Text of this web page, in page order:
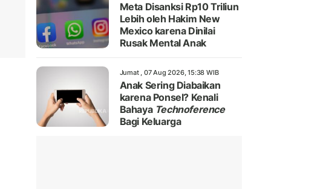
Meta Disanksi Rp10 Triliun
Lebih oleh Hakim New
Mexico karena Dinilai
Rusak Mental Anak
Jumat , 07 Aug 2026, 15:38 WIB
Anak Sering Diabaikan
karena Ponsel? Kenali
Bahaya Technoference
Bagi Keluarga